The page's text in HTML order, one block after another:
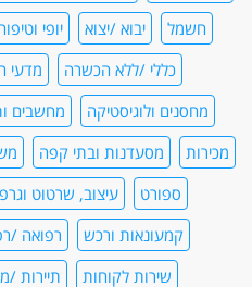
חשמל
יבוא /יצוא יופי
כללי /ללא הכשרה
מדעי
מחסנים ולוגיסטיקה
מחשבים
מכירות
מסעדנות ובתי קפה
ספורט
עיצוב, שרטוט
קמעונאות ורכש
רפואה /
שירות לקוחות
תיירות /